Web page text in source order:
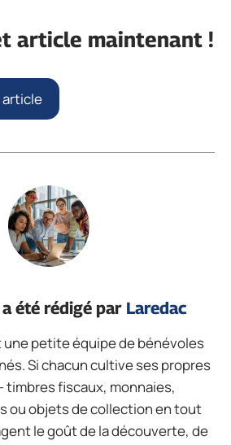
article maintenant !
article
été rédigé par Laredac
une petite équipe de bénévoles
Si chacun cultive ses propres
fiscaux, monnaies,
ou objets de collection en tout
le goût de la découverte, de